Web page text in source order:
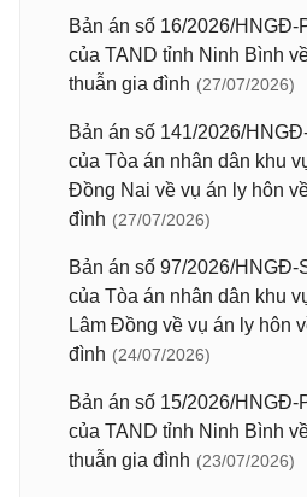
Bản án số 16/2026/HNGĐ-
của TAND tỉnh Ninh Bình
thuẫn gia đình (27/07/2026)
Bản án số 141/2026/
của Tòa án nhân dân khu
Đồng Nai về vụ án ly hôn
đình (27/07/2026)
Bản án số 97/2026/HNGĐ-
của Tòa án nhân dân khu
Lâm Đồng về vụ án ly hôn
đình (24/07/2026)
Bản án số 15/2026/HNGĐ-
của TAND tỉnh Ninh Bình
thuẫn gia đình (23/07/2026)